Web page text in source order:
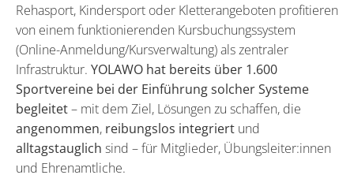
Rehasport, Kindersport oder Kletterangeboten profitieren
von einem funktionierenden Kursbuchungssystem
(Online-Anmeldung/Kursverwaltung) als zentraler
Infrastruktur. YOLAWO hat bereits über 1.600
Sportvereine bei der Einführung solcher Systeme
begleitet– mit dem Ziel, Lösungen zu schaffen, die
angenommen, reibungslos integriert und
alltagstauglich sind – für Mitglieder, Übungsleiter:innen
und Ehrenamtliche.